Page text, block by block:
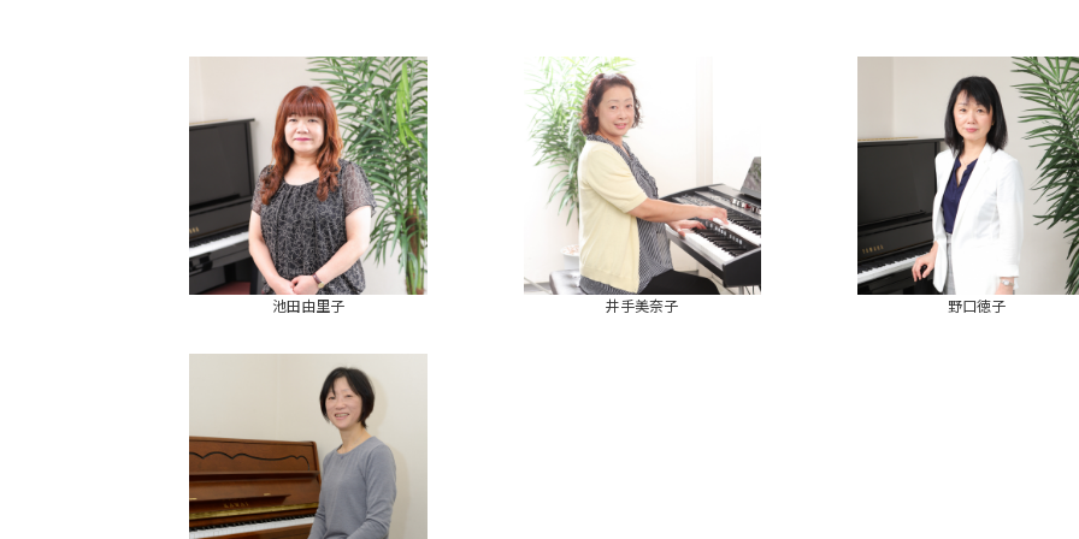
池田由里子 井手美奈子 野口徳子